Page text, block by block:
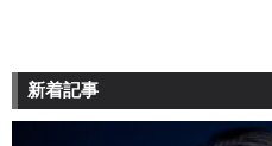
新着記事